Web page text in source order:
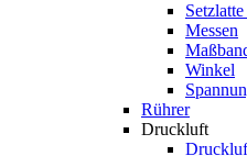
Messen
Winkel
Rührer
Druckluft